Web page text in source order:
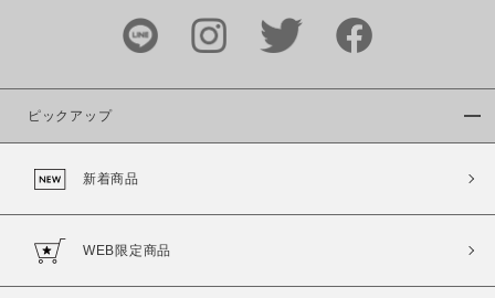
カラー
ピックアップ
新着商品
WEB限定商品